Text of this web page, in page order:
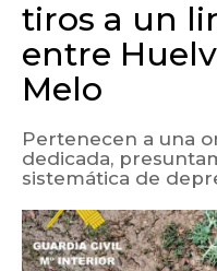
tiros a un
entre
Melo
Pertenecen a una
dedicada,
sistemática de